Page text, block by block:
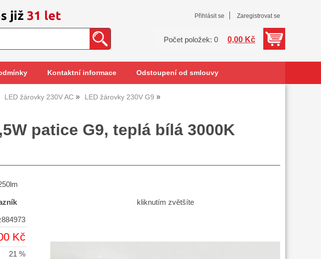
Přihlásit se Zaregistrovat se
Počet položek: 0 0,00 Kč
Kontaktní informace Odstoupení od smlouvy
LED žárovky 230V AC LED žárovky 230V G9
patice G9, teplá bílá 3000K
kliknutím zvětšíte
Kč
21 %